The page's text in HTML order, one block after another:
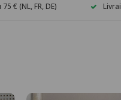
€ (NL, FR, DE)